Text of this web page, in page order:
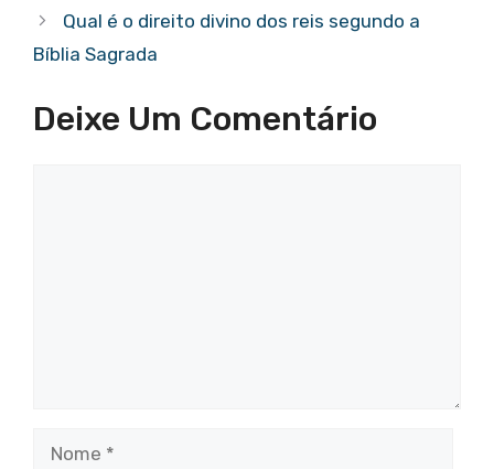
Qual é o direito divino dos reis segundo a
Bíblia Sagrada
Deixe Um Comentário